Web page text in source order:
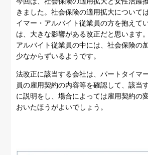
きました。社会保険の適用拡大について
イマー・アルバイト従業員の方を抱えて
は、大きな影響がある改正だと思います
アルバイト従業員の中には、社会保険の
少なからずいるようです。
法改正に該当する会社は、パートタイマ
員の雇用契約の内容等を確認して、該当
に説明をし、場合によっては雇用契約の
おいたほうがよいでしょう。